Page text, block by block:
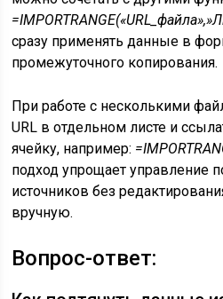
сразу применять данные в
промежуточного копирования.
При работе с несколькими
URL в отдельном листе и
ячейку, например:
подход упрощает управление
источников без
вручную.
Вопрос-ответ: